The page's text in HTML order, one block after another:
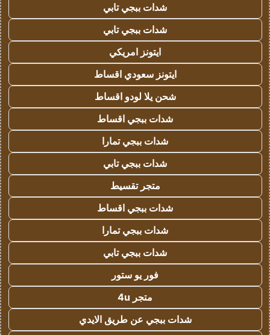
شدات ببجي تابي
شدات ببجي تابي
ايتونز امريكي
ايتونز سعودي اقساط
شحن يلا لودو اقساط
شدات ببجي اقساط
شدات ببجي تمارا
شدات ببجي تابي
متجر تقسيط
شدات ببجي اقساط
شدات ببجي تمارا
شدات ببجي تابي
فور يو ستور
متجر 4u
شدات ببجي عن طريق الايدي